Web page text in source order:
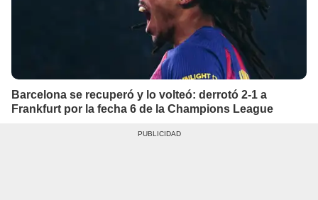
Barcelona se recuperó y lo volteó: derrotó 2-1 a
Frankfurt por la fecha 6 de la Champions League